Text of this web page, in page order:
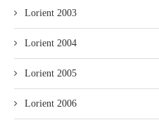
Lorient 2003
Lorient 2004
Lorient 2005
Lorient 2006